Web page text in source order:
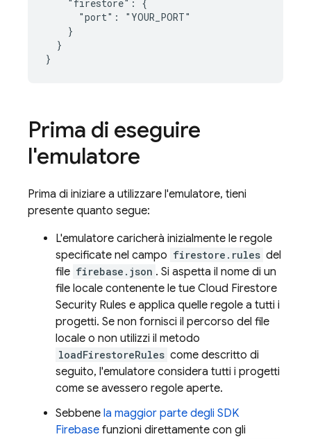
    "firestore": {
      "port": "YOUR_PORT"
    }
  }
}
Prima di eseguire
l'emulatore
Prima di iniziare a utilizzare l'emulatore, tieni
presente quanto segue:
L'emulatore caricherà inizialmente le regole
specificate nel campo firestore.rules del
file firebase.json . Si aspetta il nome di un
file locale contenente le tue Cloud Firestore
Security Rules e applica quelle regole a tutti i
progetti. Se non fornisci il percorso del file
locale o non utilizzi il metodo
loadFirestoreRules come descritto di
seguito, l'emulatore considera tutti i progetti
come se avessero regole aperte.
Sebbene la maggior parte degli SDK
Firebase funzioni direttamente con gli